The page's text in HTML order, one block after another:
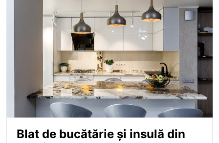
Blat de bucătărie și insulă din